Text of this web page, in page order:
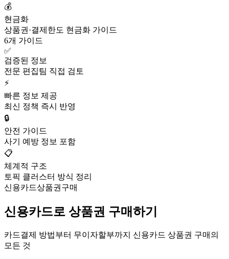
💰
현금화
상품권·결제한도 현금화 가이드
6개 가이드
✅
검증된 정보
전문 편집팀 직접 검토
⚡
빠른 정보 제공
최신 정책 즉시 반영
🔒
안전 가이드
사기 예방 정보 포함
📋
체계적 구조
토픽 클러스터 방식 정리
신용카드상품권구매
신용카드로 상품권 구매하기
카드결제 방법부터 무이자할부까지 신용카드 상품권 구매의
모든 것